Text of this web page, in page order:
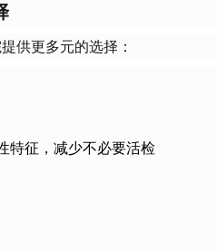
供更多元的选择：
特征，减少不必要活检